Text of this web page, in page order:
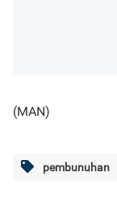
(MAN)
pembunuhan